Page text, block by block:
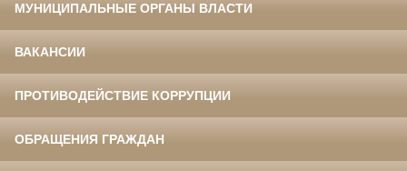
МУНИЦИПАЛЬНЫЕ ОРГАНЫ ВЛАСТИ
ВАКАНСИИ
ПРОТИВОДЕЙСТВИЕ КОРРУПЦИИ
ОБРАЩЕНИЯ ГРАЖДАН